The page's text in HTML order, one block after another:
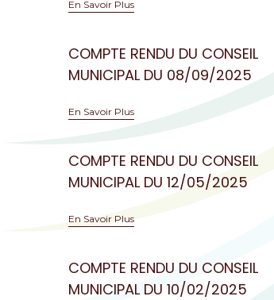
En Savoir Plus
COMPTE RENDU DU CONSEIL
MUNICIPAL DU 08/09/2025
En Savoir Plus
COMPTE RENDU DU CONSEIL
MUNICIPAL DU 12/05/2025
En Savoir Plus
COMPTE RENDU DU CONSEIL
MUNICIPAL DU 10/02/2025